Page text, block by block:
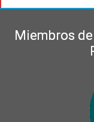
Miembros